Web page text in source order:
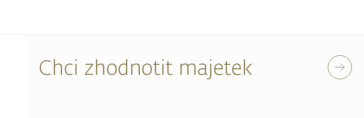
Chci zhodnotit majetek